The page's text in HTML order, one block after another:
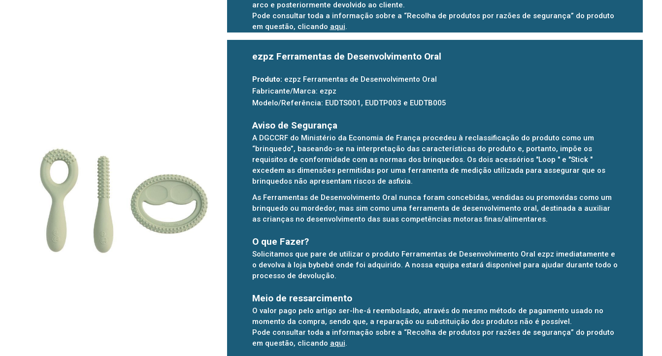
arco e posteriormente devolvido ao cliente.
Pode consultar toda a informação sobre a “Recolha de produtos por razões de segurança” do produto
em questão, clicando aqui.
ezpz Ferramentas de Desenvolvimento Oral
Produto: ezpz Ferramentas de Desenvolvimento Oral
Fabricante/Marca: ezpz
Modelo/Referência: EUDTS001, EUDTP003 e EUDTB005
Aviso de Segurança
A DGCCRF do Ministério da Economia de França procedeu à reclassificação do produto como um
“brinquedo”, baseando-se na interpretação das características do produto e, portanto, impõe os
requisitos de conformidade com as normas dos brinquedos. Os dois acessórios "Loop " e "Stick "
excedem as dimensões permitidas por uma ferramenta de medição utilizada para assegurar que os
brinquedos não apresentam riscos de asfixia.
As Ferramentas de Desenvolvimento Oral nunca foram concebidas, vendidas ou promovidas como um
brinquedo ou mordedor, mas sim como uma ferramenta de desenvolvimento oral, destinada a auxiliar
as crianças no desenvolvimento das suas competências motoras finas/alimentares.
O que Fazer?
Solicitamos que pare de utilizar o produto Ferramentas de Desenvolvimento Oral ezpz imediatamente e
o devolva à loja bybebé onde foi adquirido. A nossa equipa estará disponível para ajudar durante todo o
processo de devolução.
Meio de ressarcimento
O valor pago pelo artigo ser-lhe-á reembolsado, através do mesmo método de pagamento usado no
momento da compra, sendo que, a reparação ou substituição dos produtos não é possível.
Pode consultar toda a informação sobre a “Recolha de produtos por razões de segurança” do produto
em questão, clicando aqui.